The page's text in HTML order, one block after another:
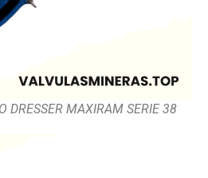
DRESSER MAXIRAM SERIE 38